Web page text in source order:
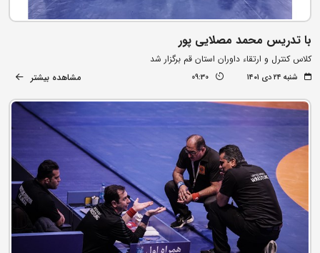
با تدریس محمد مصلایی پور
کلاس کنترل و ارتقاء داوران استان قم برگزار شد
شنبه ۲۴ دی ۱۴۰۱ 09:30 مشاهده بیشتر